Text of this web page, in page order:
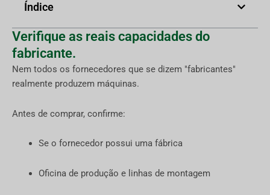
Índice
Verifique as reais capacidades do
fabricante.
Nem todos os fornecedores que se dizem "fabricantes"
realmente produzem máquinas.
Antes de comprar, confirme:
Se o fornecedor possui uma fábrica
Oficina de produção e linhas de montagem